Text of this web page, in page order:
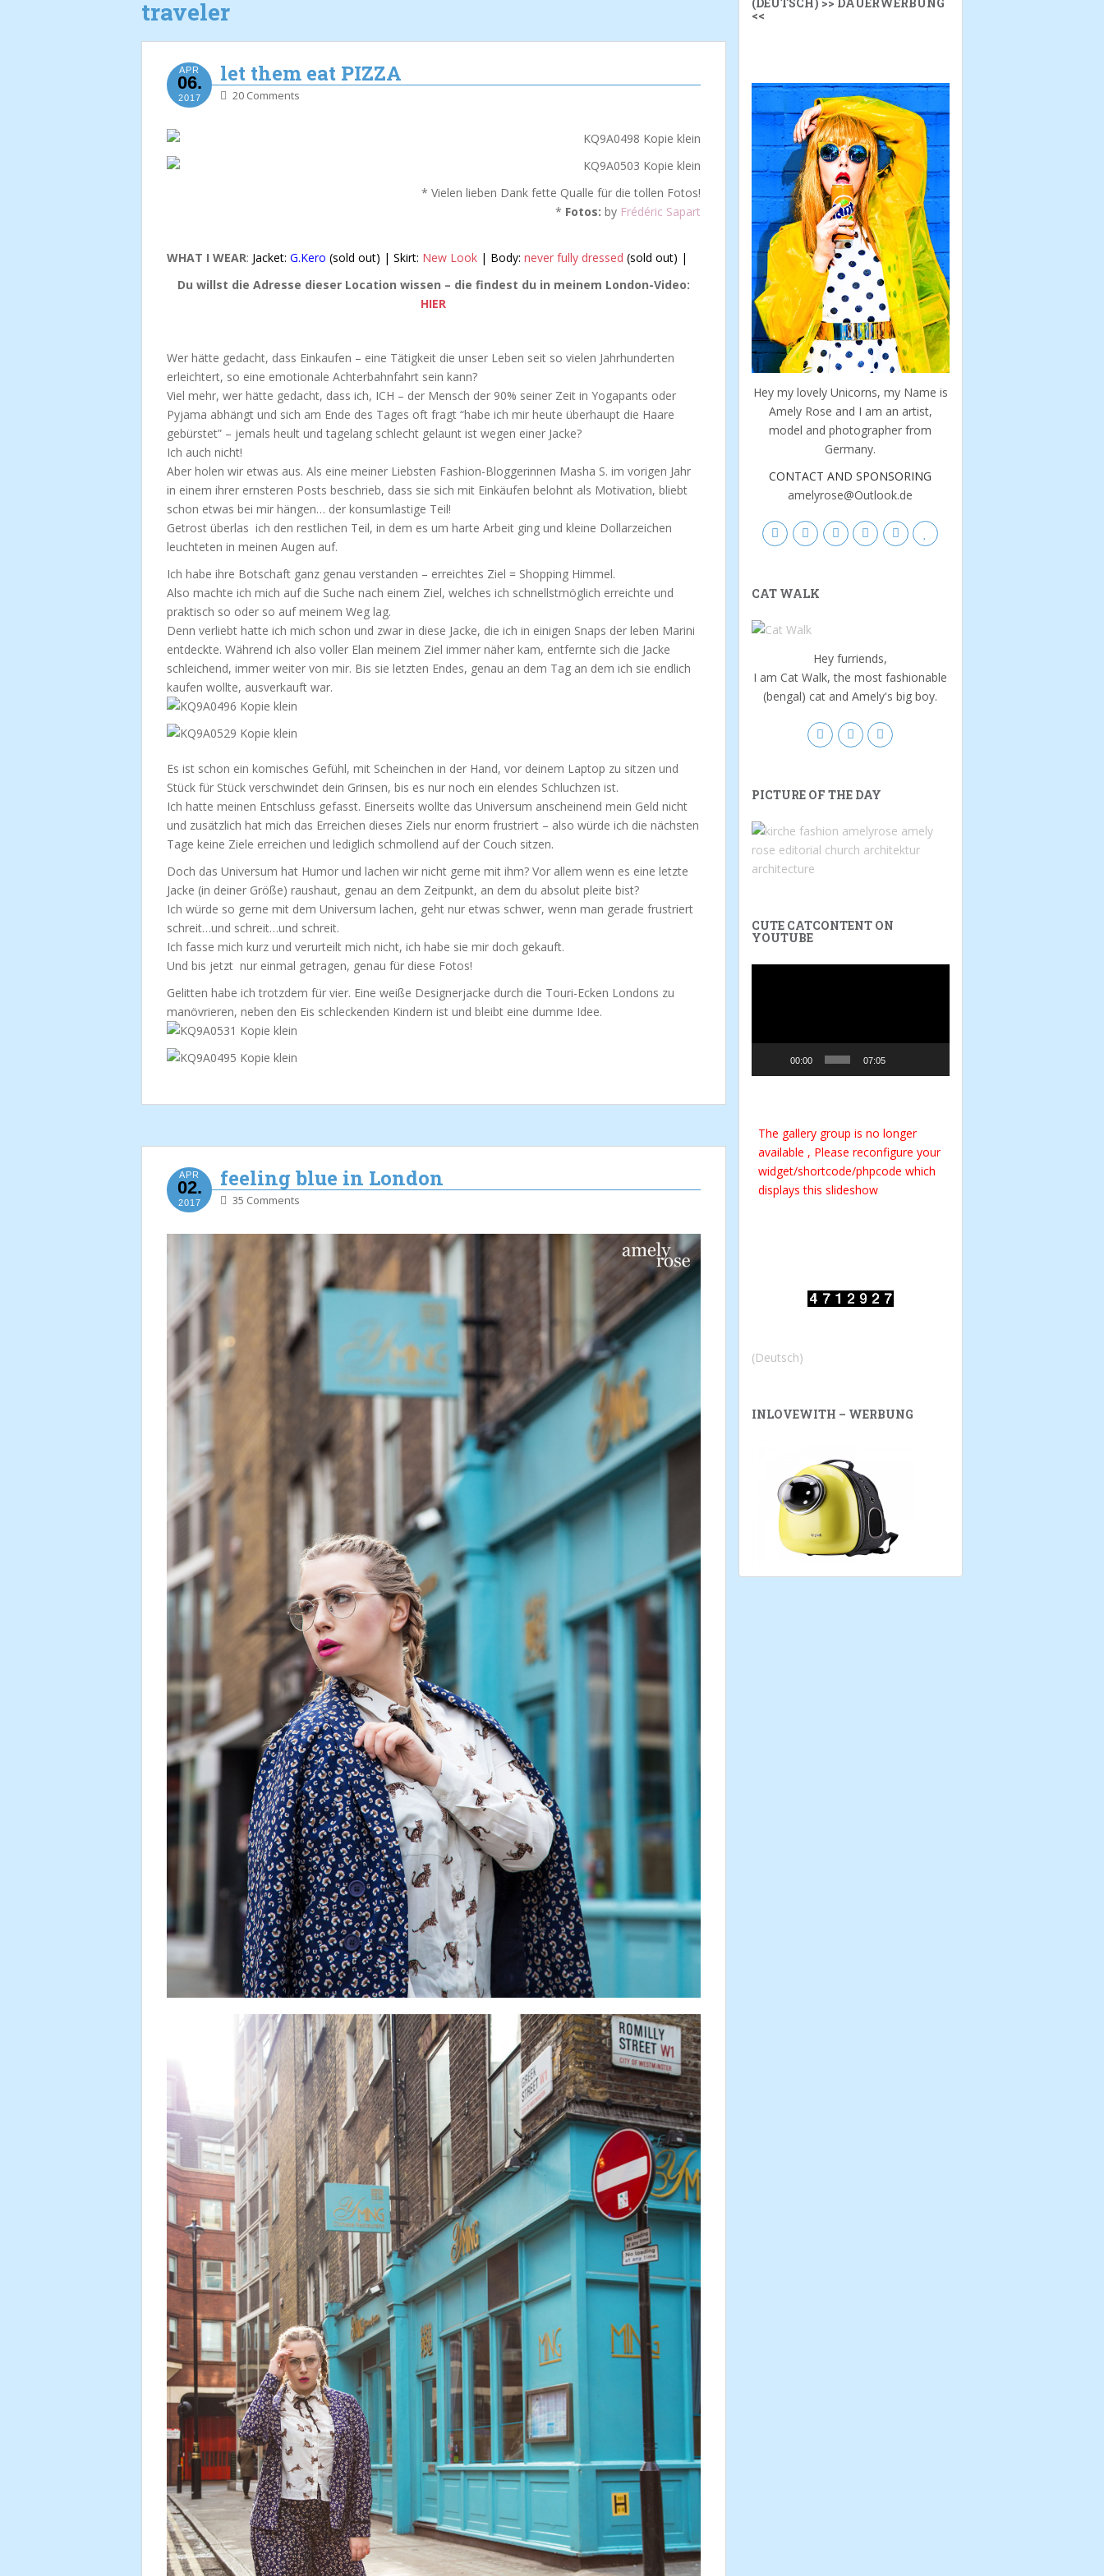
traveler
APR
06.
2017
let them eat PIZZA
20 Comments
* Vielen lieben Dank fette Qualle für die tollen Fotos!
* Fotos: by Frédéric Sapart
WHAT I WEAR: Jacket: G.Kero (sold out) | Skirt: New Look | Body: never fully dressed (sold out) |
Du willst die Adresse dieser Location wissen – die findest du in meinem London-Video:
HIER
Wer hätte gedacht, dass Einkaufen – eine Tätigkeit die unser Leben seit so vielen Jahrhunderten
erleichtert, so eine emotionale Achterbahnfahrt sein kann?
Viel mehr, wer hätte gedacht, dass ich, ICH – der Mensch der 90% seiner Zeit in Yogapants oder
Pyjama abhängt und sich am Ende des Tages oft fragt “habe ich mir heute überhaupt die Haare
gebürstet” – jemals heult und tagelang schlecht gelaunt ist wegen einer Jacke?
Ich auch nicht!
Aber holen wir etwas aus. Als eine meiner Liebsten Fashion-Bloggerinnen Masha S. im vorigen Jahr
in einem ihrer ernsteren Posts beschrieb, dass sie sich mit Einkäufen belohnt als Motivation, bliebt
schon etwas bei mir hängen… der konsumlastige Teil!
Getrost überlas ich den restlichen Teil, in dem es um harte Arbeit ging und kleine Dollarzeichen
leuchteten in meinen Augen auf.
Ich habe ihre Botschaft ganz genau verstanden – erreichtes Ziel = Shopping Himmel.
Also machte ich mich auf die Suche nach einem Ziel, welches ich schnellstmöglich erreichte und
praktisch so oder so auf meinem Weg lag.
Denn verliebt hatte ich mich schon und zwar in diese Jacke, die ich in einigen Snaps der leben Marini
entdeckte. Während ich also voller Elan meinem Ziel immer näher kam, entfernte sich die Jacke
schleichend, immer weiter von mir. Bis sie letzten Endes, genau an dem Tag an dem ich sie endlich
kaufen wollte, ausverkauft war.
Es ist schon ein komisches Gefühl, mit Scheinchen in der Hand, vor deinem Laptop zu sitzen und
Stück für Stück verschwindet dein Grinsen, bis es nur noch ein elendes Schluchzen ist.
Ich hatte meinen Entschluss gefasst. Einerseits wollte das Universum anscheinend mein Geld nicht
und zusätzlich hat mich das Erreichen dieses Ziels nur enorm frustriert – also würde ich die nächsten
Tage keine Ziele erreichen und lediglich schmollend auf der Couch sitzen.
Doch das Universum hat Humor und lachen wir nicht gerne mit ihm? Vor allem wenn es eine letzte
Jacke (in deiner Größe) raushaut, genau an dem Zeitpunkt, an dem du absolut pleite bist?
Ich würde so gerne mit dem Universum lachen, geht nur etwas schwer, wenn man gerade frustriert
schreit…und schreit…und schreit.
Ich fasse mich kurz und verurteilt mich nicht, ich habe sie mir doch gekauft.
Und bis jetzt nur einmal getragen, genau für diese Fotos!
Gelitten habe ich trotzdem für vier. Eine weiße Designerjacke durch die Touri-Ecken Londons zu
manövrieren, neben den Eis schleckenden Kindern ist und bleibt eine dumme Idee.
APR
02.
2017
feeling blue in London
35 Comments
<<
Hey my lovely Unicorns, my Name is
Amely Rose and I am an artist,
model and photographer from
Germany.
CONTACT AND SPONSORING
amelyrose@Outlook.de
CAT WALK
Hey furriends,
I am Cat Walk, the most fashionable
(bengal) cat and Amely's big boy.
PICTURE OF THE DAY
CUTE CATCONTENT ON
YOUTUBE
00:00 07:05
The gallery group is no longer
available , Please reconfigure your
widget/shortcode/phpcode which
displays this slideshow
(Deutsch)
INLOVEWITH – WERBUNG